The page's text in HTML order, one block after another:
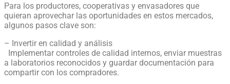
Para los productores, cooperativas y envasadores que
quieran aprovechar las oportunidades en estos mercados,
algunos pasos clave son:
– Invertir en calidad y análisis
Implementar controles de calidad internos, enviar muestras
a laboratorios reconocidos y guardar documentación para
compartir con los compradores.